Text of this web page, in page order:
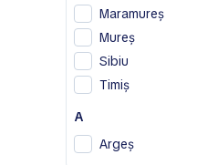
G
Geely
H
Maramureș
Mureș
Sibiu
Timiș
A
Argeș